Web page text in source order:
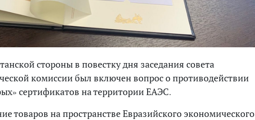
стороны в повестку дня заседания совета
комиссии был включен вопрос о противодействии
сертификатов на территории ЕАЭС.
товаров на пространстве Евразийского экономического